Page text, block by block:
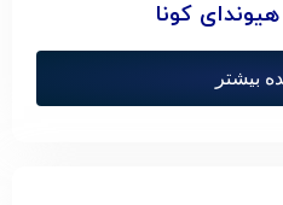
کونا
بیشتر